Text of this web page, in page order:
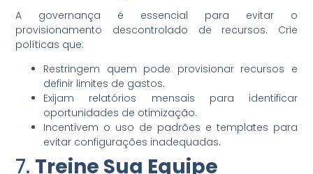
A governança é essencial para evitar o
provisionamento descontrolado de recursos. Crie
políticas que:
Restringem quem pode provisionar recursos e
definir limites de gastos.
Exijam relatórios mensais para identificar
oportunidades de otimização.
Incentivem o uso de padrões e templates para
evitar configurações inadequadas.
7. Treine Sua Equipe